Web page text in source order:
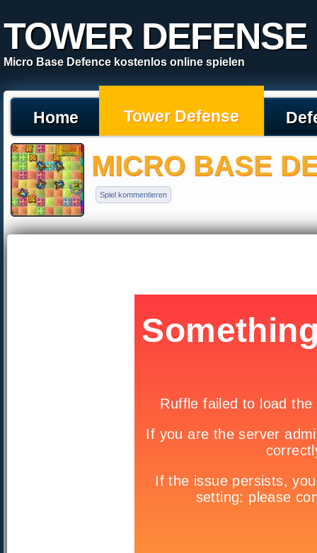
TOWER DEFENSE
Micro Base Defence kostenlos online spielen
Home Tower Defense
MICRO BASE
Spiel kommentieren